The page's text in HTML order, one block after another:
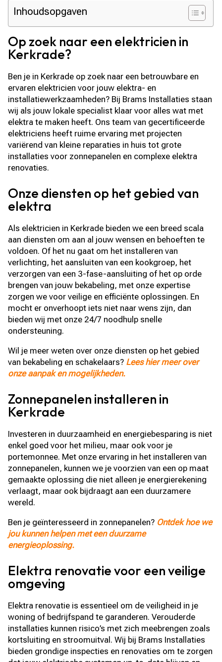
Inhoudsopgaven
Op zoek naar een elektricien in
Kerkrade?
Ben je in Kerkrade op zoek naar een betrouwbare en
ervaren elektricien voor jouw elektra- en
installatiewerkzaamheden? Bij Brams Installaties staan
wij als jouw lokale specialist klaar voor alles wat met
elektra te maken heeft. Ons team van gecertificeerde
elektriciens heeft ruime ervaring met projecten
variërend van kleine reparaties in huis tot grote
installaties voor zonnepanelen en complexe elektra
renovaties.
Onze diensten op het gebied van
elektra
Als elektricien in Kerkrade bieden we een breed scala
aan diensten om aan al jouw wensen en behoeften te
voldoen. Of het nu gaat om het installeren van
verlichting, het aansluiten van een kookgroep, het
verzorgen van een 3-fase-aansluiting of het op orde
brengen van jouw bekabeling, met onze expertise
zorgen we voor veilige en efficiënte oplossingen. En
mocht er onverhoopt iets niet naar wens zijn, dan
bieden wij met onze 24/7 noodhulp snelle
ondersteuning.
Wil je meer weten over onze diensten op het gebied
van bekabeling en schakelaars? Lees hier meer over
onze aanpak en mogelijkheden.
Zonnepanelen installeren in
Kerkrade
Investeren in duurzaamheid en energiebesparing is niet
enkel goed voor het milieu, maar ook voor je
portemonnee. Met onze ervaring in het installeren van
zonnepanelen, kunnen we je voorzien van een op maat
gemaakte oplossing die niet alleen je energierekening
verlaagt, maar ook bijdraagt aan een duurzamere
wereld.
Ben je geïnteresseerd in zonnepanelen? Ontdek hoe we
jou kunnen helpen met een duurzame
energieoplossing.
Elektra renovatie voor een veilige
omgeving
Elektra renovatie is essentieel om de veiligheid in je
woning of bedrijfspand te garanderen. Verouderde
installaties kunnen risico’s met zich meebrengen zoals
kortsluiting en stroomuitval. Wij bij Brams Installaties
bieden grondige inspecties en renovaties om te zorgen